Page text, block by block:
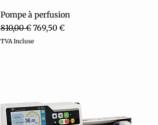
Aperçu rapide
Pompe à perfusion
Prix original
810,00 € Prix promotionnel
769,50 €
TVA Incluse